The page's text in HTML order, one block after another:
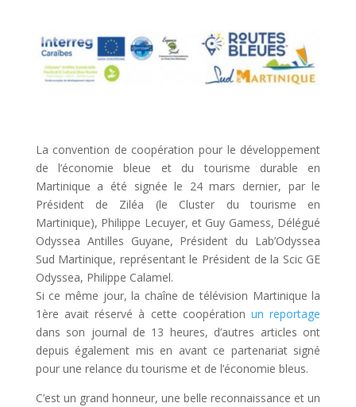
La convention de coopération pour le développement
de l’économie bleue et du tourisme durable en
Martinique a été signée le 24 mars dernier, par le
Président de Ziléa (le Cluster du tourisme en
Martinique), Philippe Lecuyer, et Guy Gamess, Délégué
Odyssea Antilles Guyane, Président du Lab’Odyssea
Sud Martinique, représentant le Président de la Scic GE
Odyssea, Philippe Calamel.
Si ce même jour, la chaîne de télévision Martinique la
1ère avait réservé à cette coopération un reportage
dans son journal de 13 heures, d’autres articles ont
depuis également mis en avant ce partenariat signé
pour une relance du tourisme et de l’économie bleus.
C’est un grand honneur, une belle reconnaissance et un